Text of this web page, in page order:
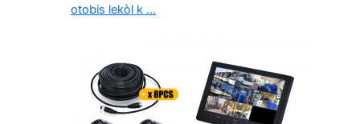
otobis lekòl k ...